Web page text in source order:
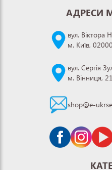
АДРЕСИ
вул. Віктора
м. Київ,
вул. Сергія
м. Вінниця,
shop@e-